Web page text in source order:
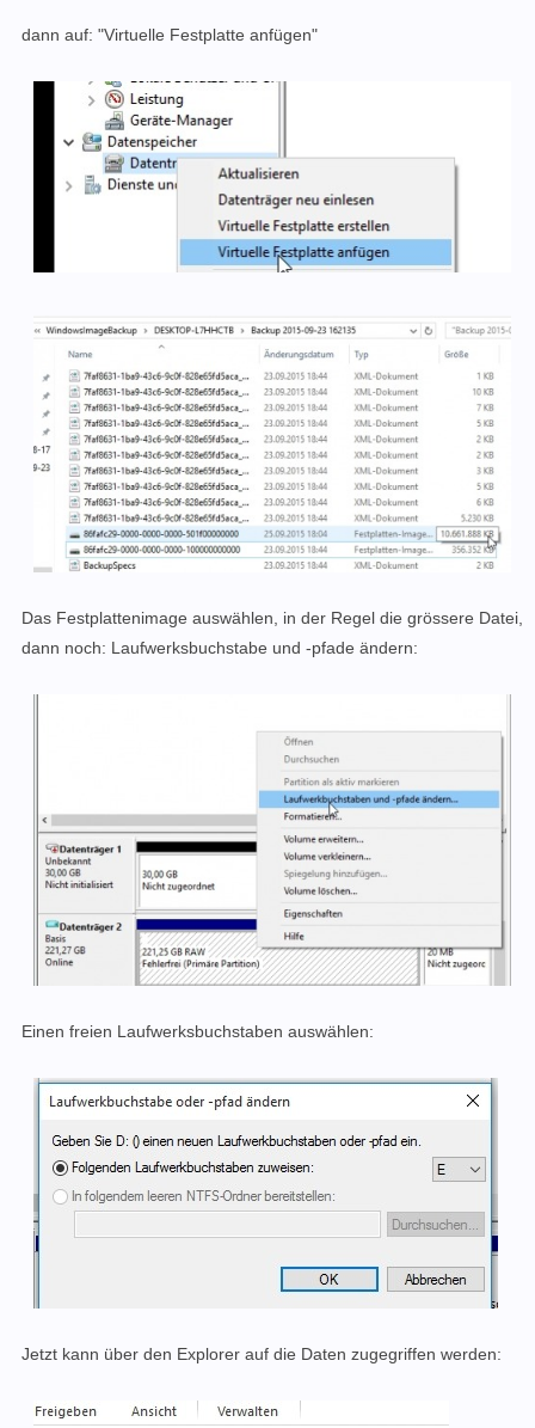
dann auf: "Virtuelle Festplatte anfügen"
Das Festplattenimage auswählen, in der Regel die grössere Datei,
dann noch: Laufwerksbuchstabe und -pfade ändern:
Einen freien Laufwerksbuchstaben auswählen:
Jetzt kann über den Explorer auf die Daten zugegriffen werden: